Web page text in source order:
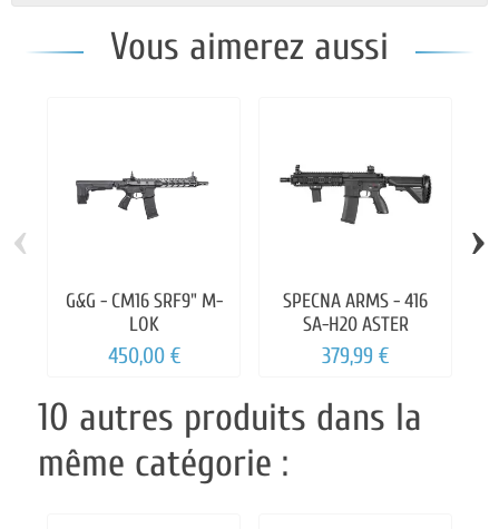
Vous aimerez aussi
G&G - CM16 SRF9" M-
LOK
450,00 €
SPECNA ARMS - 416
SA-H20 ASTER
379,99 €
‹ ›
10 autres produits dans la
même catégorie :